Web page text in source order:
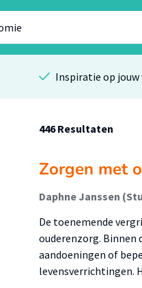
Inspiratie op jouw
446 Resultaten
Zorgen met
Daphne Janssen
De toenemende
ouderenzorg. Binnen
aandoeningen of
levensverrichtingen.